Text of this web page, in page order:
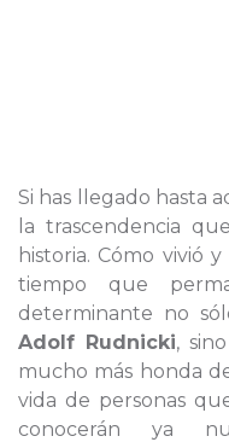
Si has llegado hasta
la trascendencia
historia. Cómo vivió
tiempo que
determinante no
Adolf Rudnicki,
mucho más honda
vida de personas
conocerán ya